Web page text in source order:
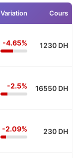
Variation Cours
-4.65% 1230 DH
-2.5% 16550 DH
-2.09% 230 DH